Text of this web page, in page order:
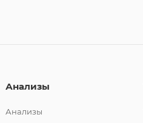
Анализы
Анализы